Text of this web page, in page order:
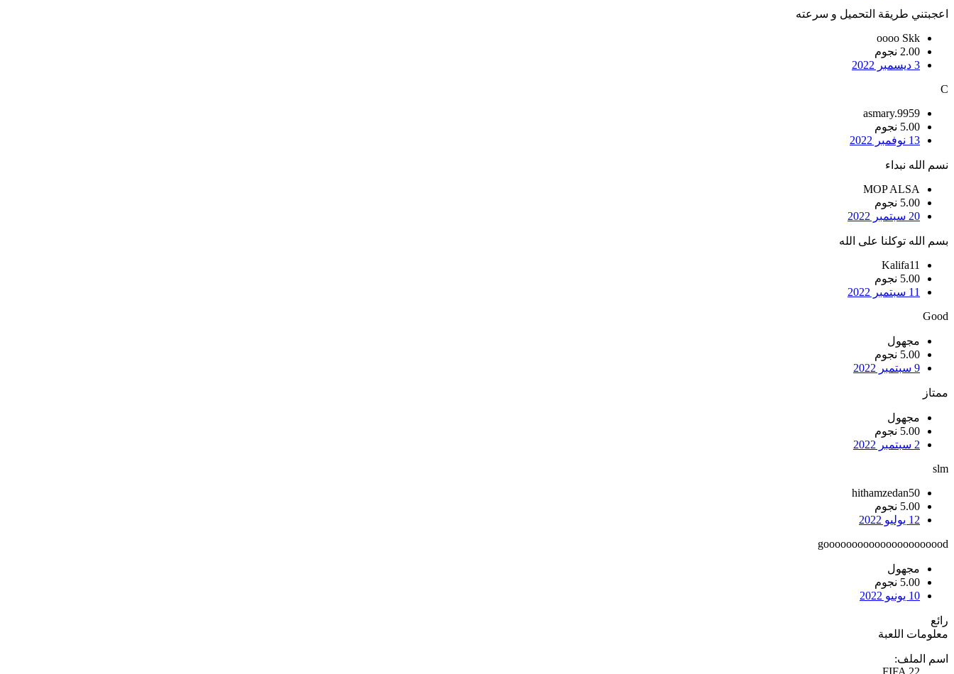
اعجبتني طريقة التحميل و سرعته
oooo Skk
2.00 نجوم
3 ديسمبر 2022
C
asmary.9959
5.00 نجوم
13 نوفمبر 2022
نسم الله نبداء
MOP ALSA
5.00 نجوم
20 سبتمبر 2022
بسم الله توكلنا على الله
Kalifa11
5.00 نجوم
11 سبتمبر 2022
Good
مجهول
5.00 نجوم
9 سبتمبر 2022
ممتاز
مجهول
5.00 نجوم
2 سبتمبر 2022
slm
hithamzedan50
5.00 نجوم
12 يوليو 2022
goooooooooooooooooooood
مجهول
5.00 نجوم
10 يونيو 2022
رائع
معلومات اللعبة
اسم الملف: